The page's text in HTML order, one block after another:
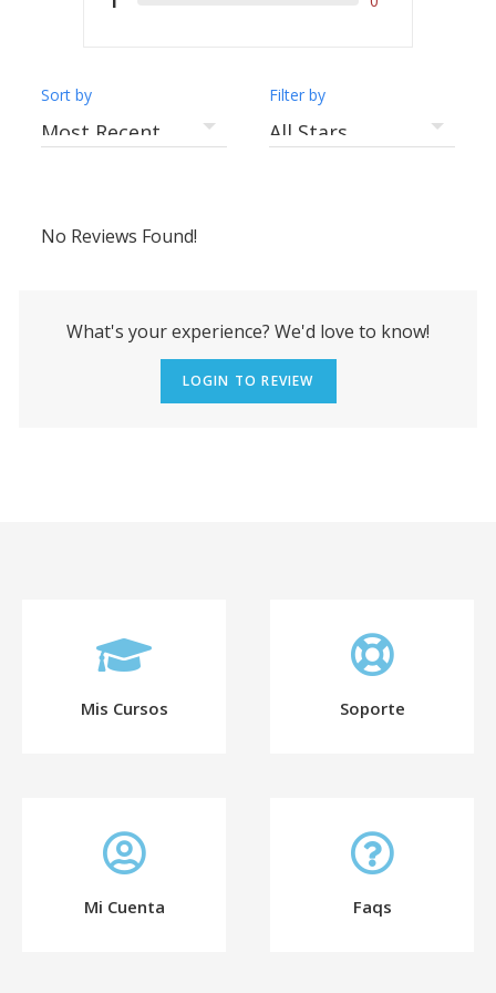
Sort by Filter by
No Reviews Found!
What's your experience? We'd love to know!
LOGIN TO REVIEW
Mis Cursos Soporte
Mi Cuenta Faqs